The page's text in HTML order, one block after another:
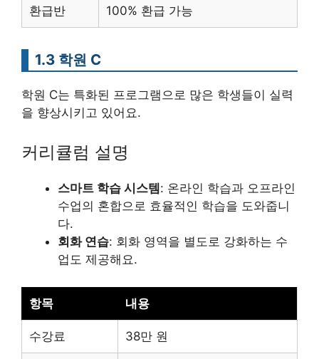
환급반 100% 환급 가능
1.3 학원 C
학원 C는 특화된 프로그램으로 많은 학생들이 실력
을 향상시키고 있어요.
커리큘럼 설명
스마트 학습 시스템 : 온라인 학습과 오프라인
수업의 혼합으로 효율적인 학습을 도와줍니
다.
회화 연습: 회화 영역을 별도로 강화하는 수
업도 제공해요.
항목 내용
수강료 38만 원